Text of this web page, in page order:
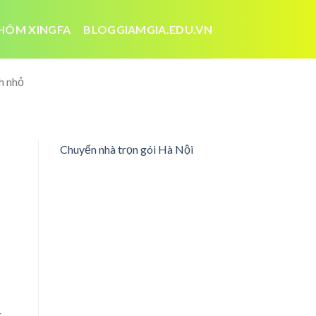
XINGFA BLOGGIAMGIA.EDU.VN
nhỏ
Chuyển nhà trọn gói Hà Nội